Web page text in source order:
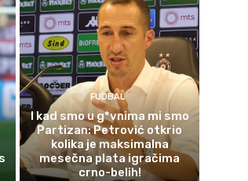
FUDBAL
I kad smo u g*vnima mi smo
Partizan: Petrović otkrio
kolika je maksimalna
mesečna plata igračima
crno-belih!